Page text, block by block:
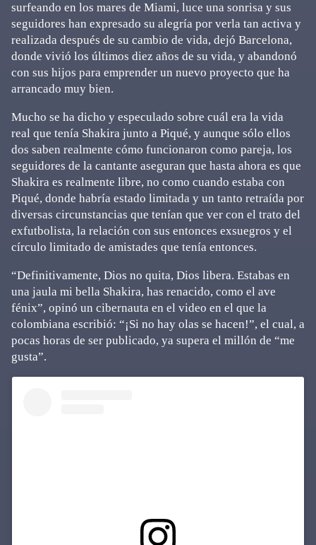
surfeando en los mares de Miami, luce una sonrisa y sus
seguidores han expresado su alegría por verla tan activa y
realizada después de su cambio de vida, dejó Barcelona,
donde vivió los últimos diez años de su vida, y abandonó
con sus hijos para emprender un nuevo proyecto que ha
arrancado muy bien.
Mucho se ha dicho y especulado sobre cuál era la vida
real que tenía Shakira junto a Piqué, y aunque sólo ellos
dos saben realmente cómo funcionaron como pareja, los
seguidores de la cantante aseguran que hasta ahora es que
Shakira es realmente libre, no como cuando estaba con
Piqué, donde habría estado limitada y un tanto retraída por
diversas circunstancias que tenían que ver con el trato del
exfutbolista, la relación con sus entonces exsuegros y el
círculo limitado de amistades que tenía entonces.
“Definitivamente, Dios no quita, Dios libera. Estabas en
una jaula mi bella Shakira, has renacido, como el ave
fénix”, opinó un cibernauta en el video en el que la
colombiana escribió: “¡Si no hay olas se hacen!”, el cual, a
pocas horas de ser publicado, ya supera el millón de “me
gusta”.